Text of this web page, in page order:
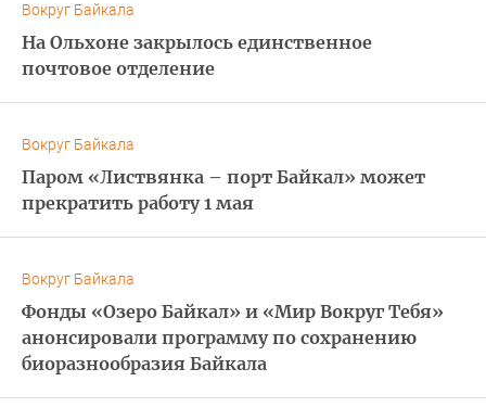
Вокруг Байкала
На Ольхоне закрылось единственное
почтовое отделение
Вокруг Байкала
Паром «Листвянка – порт Байкал» может
прекратить работу 1 мая
Вокруг Байкала
Фонды «Озеро Байкал» и «Мир Вокруг Тебя»
анонсировали программу по сохранению
биоразнообразия Байкала